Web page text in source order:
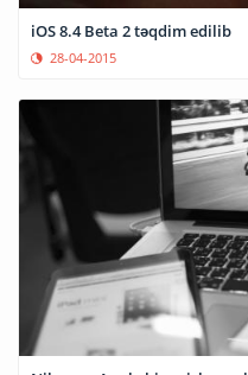
iOS 8.4 Beta 2 təqdim edilib
28-04-2015